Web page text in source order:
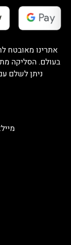
מייל:
ניתן לשלם